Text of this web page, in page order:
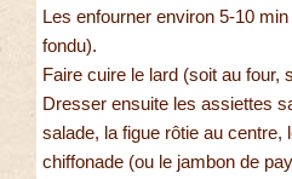
Les enfourner environ 5-10
fondu).
Faire cuire le lard (soit au four,
Dresser ensuite les assiettes
salade, la figue rôtie au centre,
chiffonade (ou le jambon de